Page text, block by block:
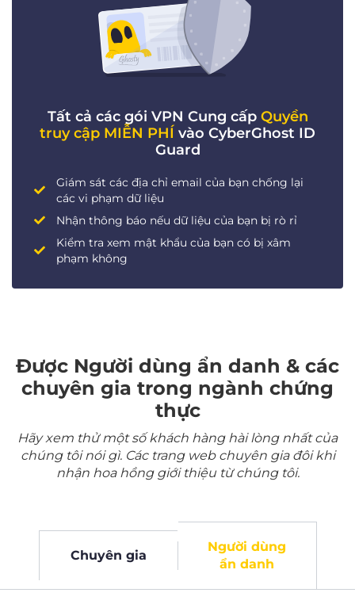
Tất cả các gói VPN Cung cấp Quyền
truy cập MIỄN PHÍ vào CyberGhost ID
Guard
Giám sát các địa chỉ email của bạn chống lại
các vi phạm dữ liệu
Nhận thông báo nếu dữ liệu của bạn bị rò rỉ
Kiểm tra xem mật khẩu của bạn có bị xâm
phạm không
Được Người dùng ẩn danh & các
chuyên gia trong ngành chứng
thực
Hãy xem thử một số khách hàng hài lòng nhất của
chúng tôi nói gì. Các trang web chuyên gia đôi khi
nhận hoa hồng giới thiệu từ chúng tôi.
Chuyên gia
Người dùng
ẩn danh